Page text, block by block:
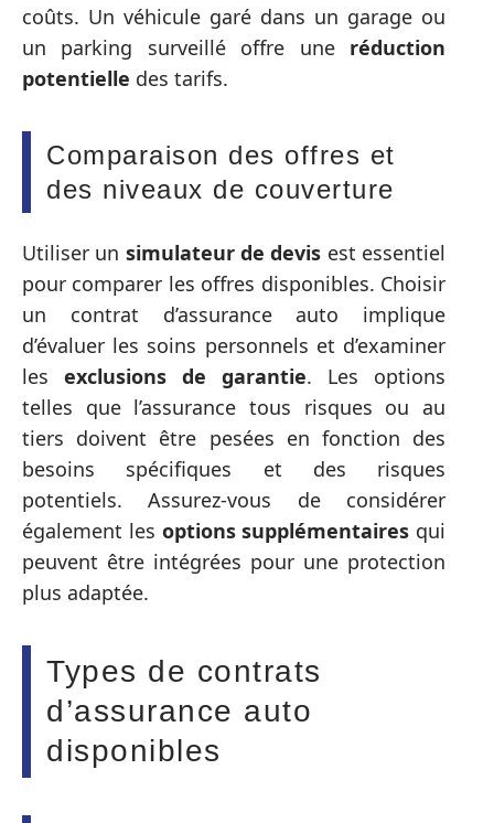
coûts. Un véhicule garé dans un garage ou
un parking surveillé offre une réduction
potentielle des tarifs.
Comparaison des offres et
des niveaux de couverture
Utiliser un simulateur de devis est essentiel
pour comparer les offres disponibles. Choisir
un contrat d’assurance auto implique
d’évaluer les soins personnels et d’examiner
les exclusions de garantie. Les options
telles que l’assurance tous risques ou au
tiers doivent être pesées en fonction des
besoins spécifiques et des risques
potentiels. Assurez-vous de considérer
également les options supplémentaires qui
peuvent être intégrées pour une protection
plus adaptée.
Types de contrats
d’assurance auto
disponibles